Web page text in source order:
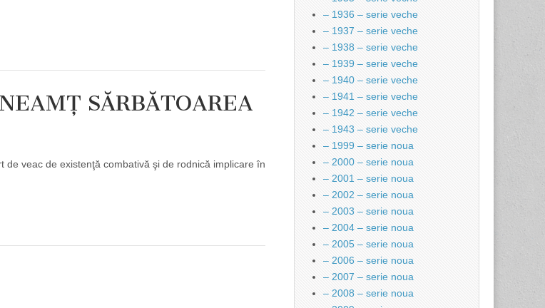
SĂRBĂTOAREA
de existenţă combativă şi de rodnică implicare în
– 1936 – serie veche
– 1937 – serie veche
– 1938 – serie veche
– 1939 – serie veche
– 1940 – serie veche
– 1941 – serie veche
– 1942 – serie veche
– 1943 – serie veche
– 1999 – serie noua
– 2000 – serie noua
– 2001 – serie noua
– 2002 – serie noua
– 2003 – serie noua
– 2004 – serie noua
– 2005 – serie noua
– 2006 – serie noua
– 2007 – serie noua
– 2008 – serie noua